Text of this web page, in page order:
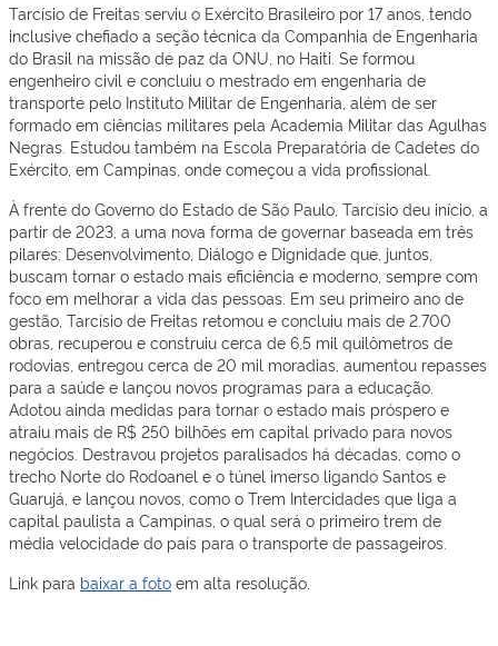
Tarcísio de Freitas serviu o Exército Brasileiro por 17 anos, tendo
inclusive chefiado a seção técnica da Companhia de Engenharia
do Brasil na missão de paz da ONU, no Haiti. Se formou
engenheiro civil e concluiu o mestrado em engenharia de
transporte pelo Instituto Militar de Engenharia, além de ser
formado em ciências militares pela Academia Militar das Agulhas
Negras. Estudou também na Escola Preparatória de Cadetes do
Exército, em Campinas, onde começou a vida profissional.
À frente do Governo do Estado de São Paulo, Tarcísio deu início, a
partir de 2023, a uma nova forma de governar baseada em três
pilares: Desenvolvimento, Diálogo e Dignidade que, juntos,
buscam tornar o estado mais eficiência e moderno, sempre com
foco em melhorar a vida das pessoas. Em seu primeiro ano de
gestão, Tarcísio de Freitas retomou e concluiu mais de 2.700
obras, recuperou e construiu cerca de 6,5 mil quilômetros de
rodovias, entregou cerca de 20 mil moradias, aumentou repasses
para a saúde e lançou novos programas para a educação.
Adotou ainda medidas para tornar o estado mais próspero e
atraiu mais de R$ 250 bilhões em capital privado para novos
negócios. Destravou projetos paralisados há décadas, como o
trecho Norte do Rodoanel e o túnel imerso ligando Santos e
Guarujá, e lançou novos, como o Trem Intercidades que liga a
capital paulista a Campinas, o qual será o primeiro trem de
média velocidade do país para o transporte de passageiros.
Link para baixar a foto em alta resolução.